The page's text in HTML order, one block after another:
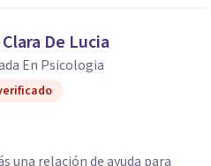
De Lucia
En Psicologia
una relación de ayuda para